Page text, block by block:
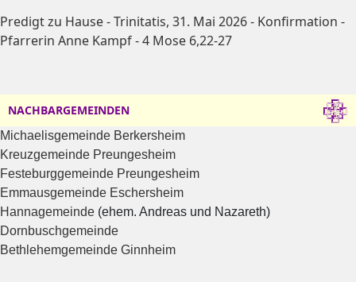
Predigt zu Hause - Trinitatis, 31. Mai 2026 - Konfirmation -
Pfarrerin Anne Kampf - 4 Mose 6,22-27
NACHBARGEMEINDEN
Michaelisgemeinde Berkersheim
Kreuzgemeinde Preungesheim
Festeburggemeinde Preungesheim
Emmausgemeinde Eschersheim
Hannagemeinde (ehem. Andreas und Nazareth)
Dornbuschgemeinde
Bethlehemgemeinde Ginnheim